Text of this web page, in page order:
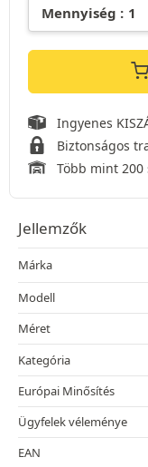
Ingyenes
Biztonságos
Több mint
Jellemzők
Márka
Modell
Méret
Kategória
Európai Minősítés
Ügyfelek véleménye
EAN